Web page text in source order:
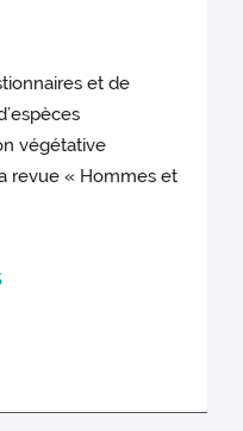
et de
végétative
revue « Hommes et